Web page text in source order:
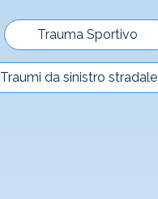
Trauma Sportivo
Traumi da sinistro stradale